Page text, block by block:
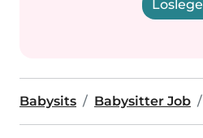
Babysits Babysitter Job